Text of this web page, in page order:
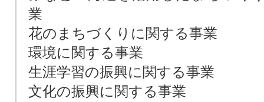
業
花のまちづくりに関する事業
環境に関する事業
生涯学習の振興に関する事業
文化の振興に関する事業